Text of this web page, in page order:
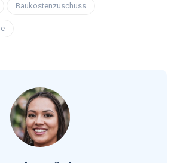
Baukostenzuschuss